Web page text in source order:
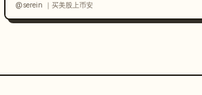
@serein ｜买美股上币安